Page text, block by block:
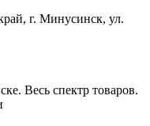
г. Минусинск, ул.
Весь спектр товаров.